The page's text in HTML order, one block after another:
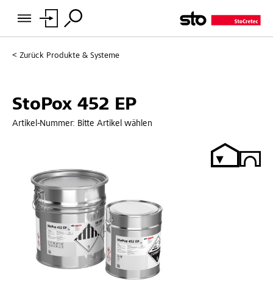
Zurück Produkte & Systeme
StoPox 452 EP
Artikel-Nummer: Bitte Artikel wählen